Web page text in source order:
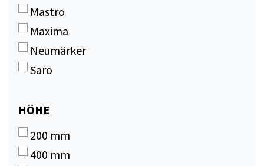
Mastro
Maxima
Neumärker
Saro
HÖHE
HÖHE
200 mm
400 mm